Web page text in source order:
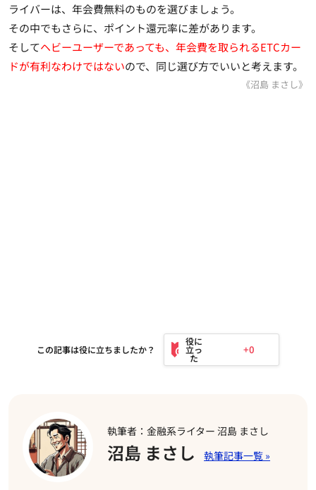
ライバーは、年会費無料のものを選びましょう。
その中でもさらに、ポイント還元率に差があります。
そしてヘビーユーザーであっても、年会費を取られるETCカー
ドが有利なわけではないので、同じ選び方でいいと考えます。
《沼島 まさし》
この記事は役に立ちましたか？ +0
執筆者：金融系ライター 沼島 まさし
沼島 まさし